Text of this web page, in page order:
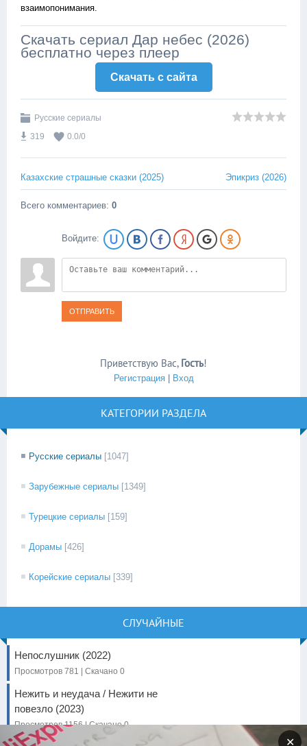
взаимопонимания.
Скачать сериал Дар небес (2026)
бесплатно через плеер
Скачать c сайта
Русские сериалы
319
0.0/0
Казахские страшные сказки (2025) Эпикриз (2026)
Всего комментариев: 0
Войдите:
ОТПРАВИТЬ
Приветствую Вас, Гость!
Регистрация| Вход
КАТЕГОРИИ РАЗДЕЛА
Русские сериалы [1047]
Зарубежные сериалы [1349]
Турецкие сериалы [159]
Дорамы [426]
Корейские сериалы [339]
СЛУЧАЙНЫЕ
Непослушник (2022)
Просмотров 781 | Скачано 0
Нежить и неудача / Нежити не
повезло (2023)
Просмотров 1156 | Скачано 0
✕